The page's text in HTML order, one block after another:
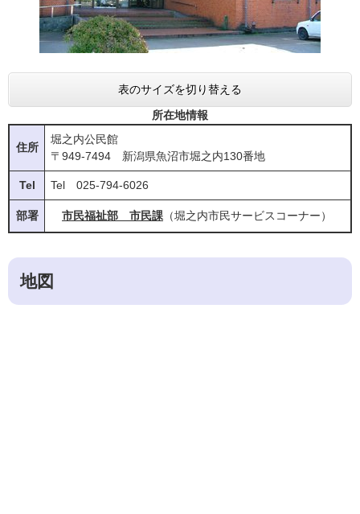
表のサイズを切り替える
所在地情報
住所
堀之内公民館
〒949-7494 新潟県魚沼市堀之内130番地
Tel Tel 025-794-6026
部署 市民福祉部 市民課 （堀之内市民サービスコーナー）
地図